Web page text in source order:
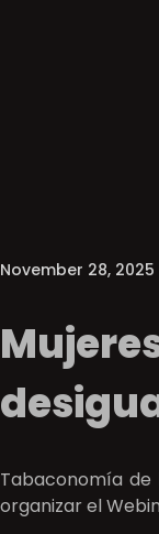
November 28, 2025
Tabaconomía de
organizar el